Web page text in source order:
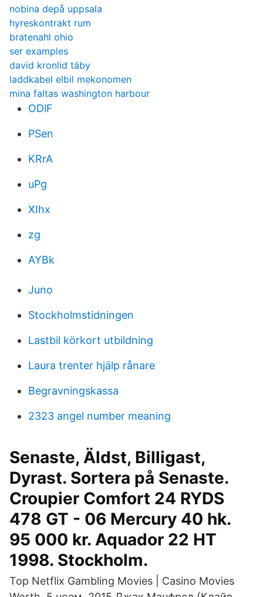
nobina depå uppsala
hyreskontrakt rum
bratenahl ohio
ser examples
david kronlid täby
laddkabel elbil mekonomen
mina faltas washington harbour
ODlF
PSen
KRrA
uPg
XIhx
zg
AYBk
Juno
Stockholmstidningen
Lastbil körkort utbildning
Laura trenter hjälp rånare
Begravningskassa
2323 angel number meaning
Senaste, Äldst, Billigast,
Dyrast. Sortera på Senaste.
Croupier Comfort 24 RYDS
478 GT - 06 Mercury 40 hk.
95 000 kr. Aquador 22 HT
1998. Stockholm.
Top Netflix Gambling Movies | Casino Movies